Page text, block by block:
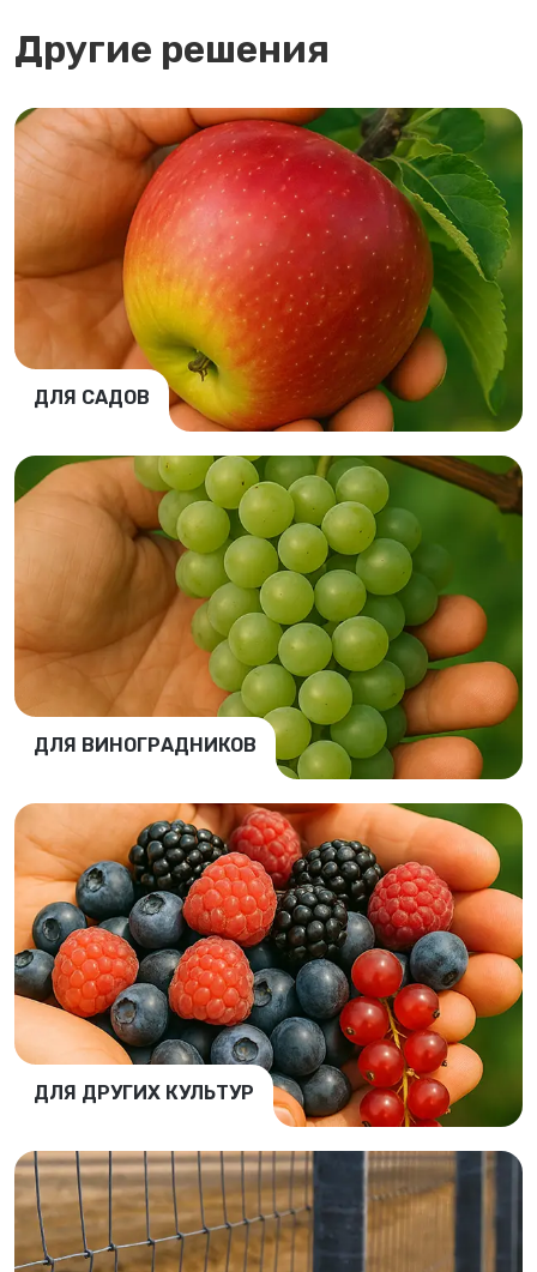
Другие решения
ДЛЯ САДОВ
ДЛЯ ВИНОГРАДНИКОВ
ДЛЯ ДРУГИХ КУЛЬТУР